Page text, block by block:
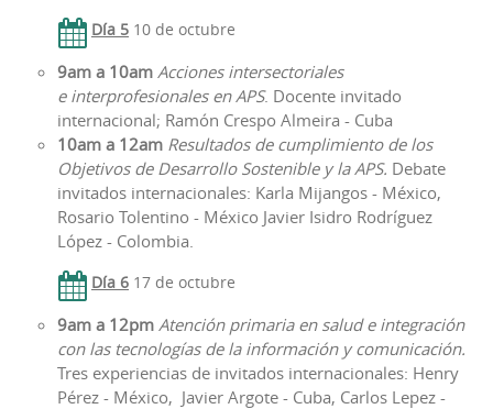
Día 5 10 de octubre
9am a 10am Acciones intersectoriales
e interprofesionales en APS. Docente invitado
internacional; Ramón Crespo Almeira - Cuba
10am a 12am Resultados de cumplimiento de los
Objetivos de Desarrollo Sostenible y la APS. Debate
invitados internacionales: Karla Mijangos - México,
Rosario Tolentino - México Javier Isidro Rodríguez
López - Colombia.
Día 6 17 de octubre
9am a 12pm Atención primaria en salud e integración
con las tecnologías de la información y comunicación.
Tres experiencias de invitados internacionales: Henry
Pérez - México, Javier Argote - Cuba, Carlos Lepez -